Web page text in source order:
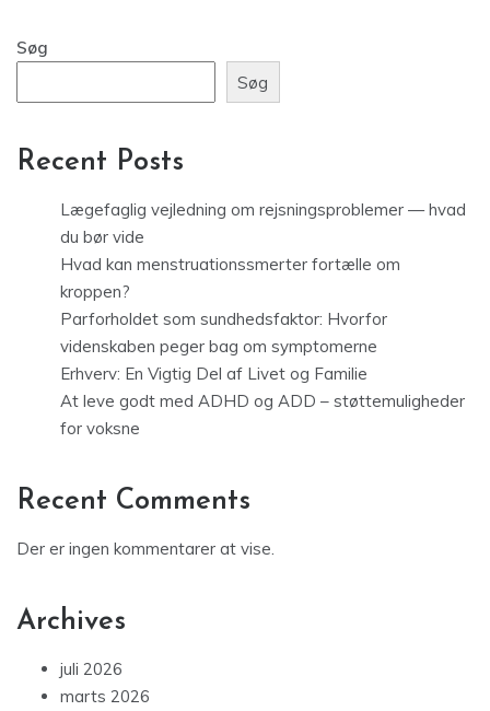
Søg
Søg
Recent Posts
Lægefaglig vejledning om rejsningsproblemer — hvad
du bør vide
Hvad kan menstruationssmerter fortælle om
kroppen?
Parforholdet som sundhedsfaktor: Hvorfor
videnskaben peger bag om symptomerne
Erhverv: En Vigtig Del af Livet og Familie
At leve godt med ADHD og ADD – støttemuligheder
for voksne
Recent Comments
Der er ingen kommentarer at vise.
Archives
juli 2026
marts 2026